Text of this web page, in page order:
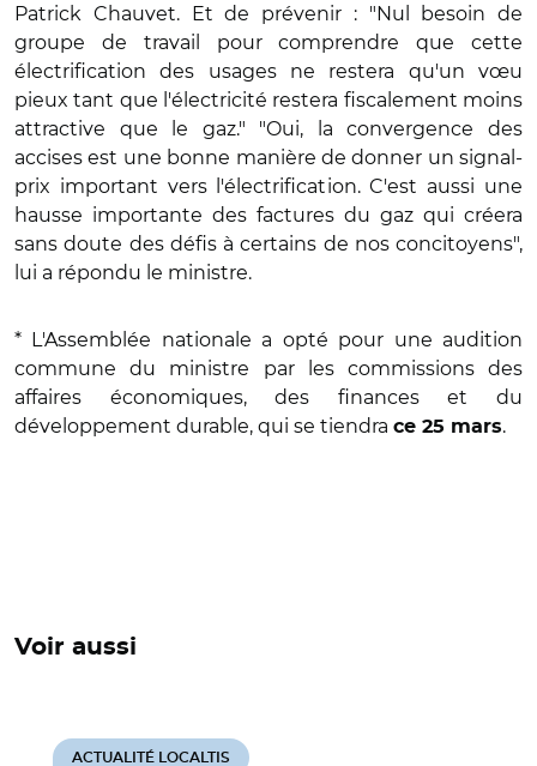
Patrick Chauvet. Et de prévenir : "Nul besoin de
groupe de travail pour comprendre que cette
électrification des usages ne restera qu'un vœu
pieux tant que l'électricité restera fiscalement moins
attractive que le gaz." "Oui, la convergence des
accises est une bonne manière de donner un signal-
prix important vers l'électrification. C'est aussi une
hausse importante des factures du gaz qui créera
sans doute des défis à certains de nos concitoyens",
lui a répondu le ministre.
* L'Assemblée nationale a opté pour une audition
commune du ministre par les commissions des
affaires économiques, des finances et du
développement durable, qui se tiendra ce 25 mars.
Voir aussi
ACTUALITÉ LOCALTIS